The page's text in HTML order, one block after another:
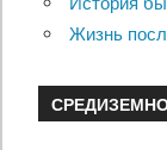
Жизнь